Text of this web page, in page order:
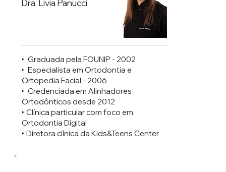
Dra. Livia Panucci
‣ ⁠Graduada pela FOUNIP - 2002
‣ ⁠Especialista em Ortodontia e
Ortopedia Facial - 2006
‣ ⁠Credenciada em Alinhadores
Ortodônticos desde 2012
‣ ⁠Clínica particular com foco em
Ortodontia Digital
‣ ⁠Diretora clínica da Kids&Teens Center